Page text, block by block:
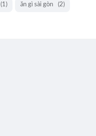
(1) ăn gì sài gòn (2)